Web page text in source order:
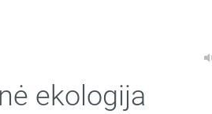
ekologija